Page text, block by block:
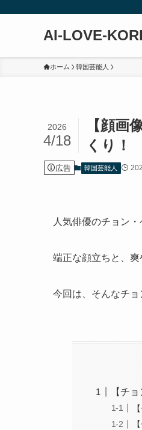
AI-LOVE-
ホーム 韓国芸能人
【顔画
くり！
2026
4/18
広告 韓国芸能人
人気俳優のチョン・
端正な顔立ちと、爽
今回は、そんなチョ
【チ